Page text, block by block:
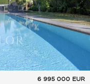
6 995 000 EUR